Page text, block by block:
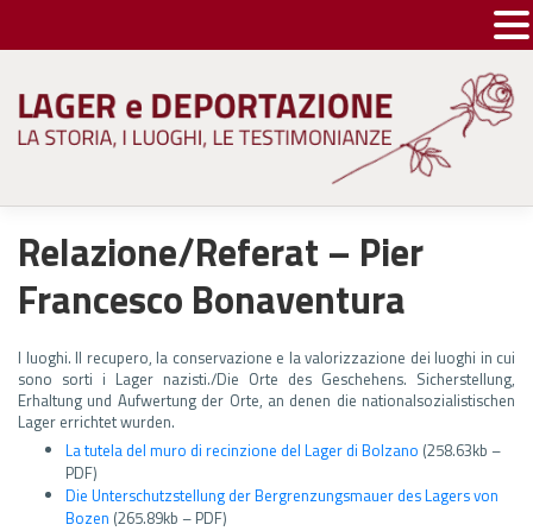
content
Relazione/Referat – Pier
Francesco Bonaventura
I luoghi. Il recupero, la conservazione e la valorizzazione dei luoghi in cui
sono sorti i Lager nazisti./Die Orte des Geschehens. Sicherstellung,
Erhaltung und Aufwertung der Orte, an denen die nationalsozialistischen
Lager errichtet wurden.
La tutela del muro di recinzione del Lager di Bolzano (258.63kb –
PDF)
Die Unterschutzstellung der Bergrenzungsmauer des Lagers von
Bozen (265.89kb – PDF)